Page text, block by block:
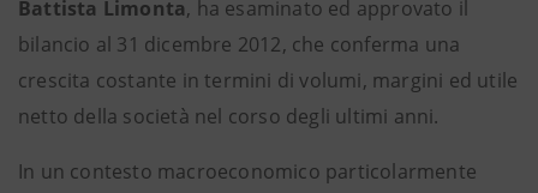
Battista Limonta, ha esaminato ed approvato il
bilancio al 31 dicembre 2012, che conferma una
crescita costante in termini di volumi, margini ed utile
netto della società nel corso degli ultimi anni.
In un contesto macroeconomico particolarmente